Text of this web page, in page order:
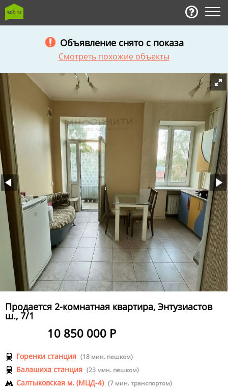
Объявление снято с показа
Смотреть похожие объекты
Продается 2-комнатная квартира, Энтузиастов
ш., 7/1
10 850 000 Р
Горенки станция (18 мин. пешком)
Балашиха станция (23 мин. пешком)
Салтыковская м. (МЦД-4) (7 мин. транспортом)